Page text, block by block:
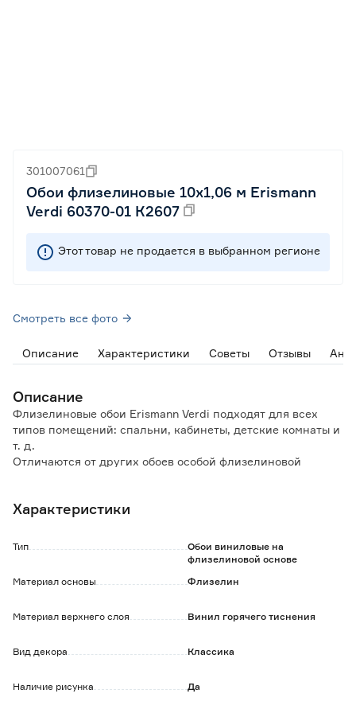
301007061
Обои флизелиновые 10х1,06 м Erismann
Verdi 60370-01 К2607
Этот товар не продается в выбранном регионе
Смотреть все фото
Описание Характеристики Советы Отзывы
Описание
Флизелиновые обои Erismann Verdi подходят для всех
типов помещений: спальни, кабинеты, детские комнаты и
т. д.
Отличаются от других обоев особой флизелиновой
Особенности и преимущества:
- скрывают неровности стены;
- отличаются высокой влагостойкостью;
полотна легко стыкуются;
- срок службы более 3-х лет.
Обратите внимание:
обоев.
Характеристики
Тип
Обои виниловые на
флизелиновой основе
Материал основы
Флизелин
Материал верхнего слоя Винил горячего тиснения
Вид декора Классика
Наличие рисунка Да